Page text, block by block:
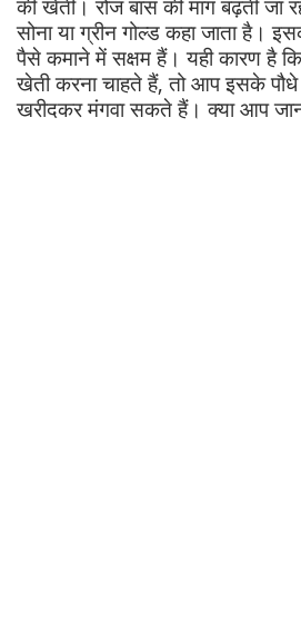
की खेती। रोज बांस की मांग बढ़ती जा
सोना या ग्रीन गोल्ड कहा जाता है।
पैसे कमाने में सक्षम हैं। यही कारण है
खेती करना चाहते हैं, तो आप इसके
खरीदकर मंगवा सकते हैं। क्या आप